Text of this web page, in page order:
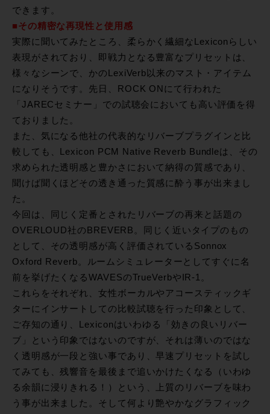
できます。
■その精密な再現性と使用感
実際に聞いてみたところ、柔らかく繊細なLexiconらしい
表現がされており、即戦力となる豊富なプリセットは、
様々なシーンで、かのLexiVerb以来のマスト・アイテム
になりそうです。先日、ROCK ONにて行われた
「JARECセミナー」での試聴会においても高い評価を得
ておりました。
また、気になる他社の代表的なリバーブプラグインと比
較しても、Lexicon PCM Native Reverb Bundleは、その
求められた透明感と豊かさにおいて納得の質感であり、
聞けば聞くほどその透き通った質感に酔う事が出来まし
た。
今回は、同じく定番とされたリバーブの再来と話題の
OVERLOUD社のBREVERB。同じく近いタイプのもの
として、その透明感が高く評価されているSonnox
Oxford Reverb。ルームシミュレーターとしてすぐに名
前を挙げたくなるWAVESのTrueVerbやIR-1。
これらをそれぞれ、女性ボーカルやアコースティックギ
ターにインサートしての比較試聴を行った印象として、
ご存知の通り、Lexiconはいわゆる「効きの良いリバー
ブ」という印象ではないのですが、それは薄いのではな
く透明感が一段と強い事であり、早速プリセットを試し
てみても、残響音を最後まで追いかけたくなる（いわゆ
る余韻に浸りきれる！）という、上質のリバーブを味わ
う事が出来ました。そして何より艶やかなグラフィック